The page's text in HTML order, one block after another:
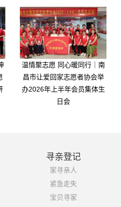
温情聚志愿 同心暖同行｜南
昌市让爱回家志愿者协会举
办2026年上半年会员集体生
日会
寻亲登记
家寻亲人
紧急走失
宝贝寻家